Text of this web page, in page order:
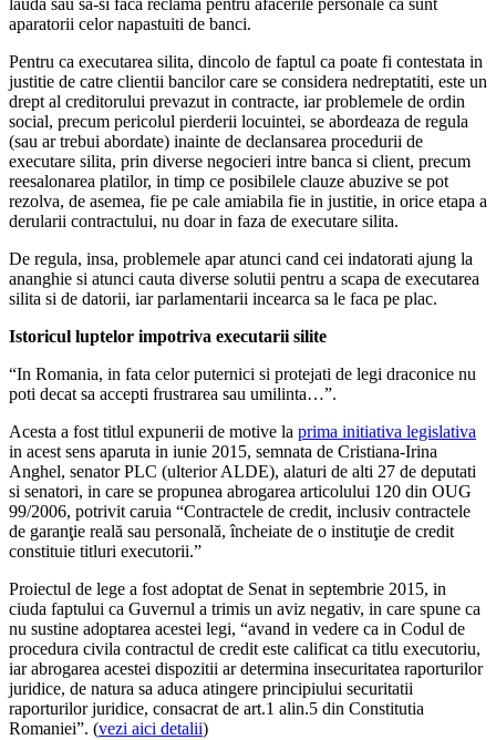
lauda sau sa-si faca reclama pentru afacerile personale ca sunt
aparatorii celor napastuiti de banci.
Pentru ca executarea silita, dincolo de faptul ca poate fi contestata in
justitie de catre clientii bancilor care se considera nedreptatiti, este un
drept al creditorului prevazut in contracte, iar problemele de ordin
social, precum pericolul pierderii locuintei, se abordeaza de regula
(sau ar trebui abordate) inainte de declansarea procedurii de
executare silita, prin diverse negocieri intre banca si client, precum
reesalonarea platilor, in timp ce posibilele clauze abuzive se pot
rezolva, de asemea, fie pe cale amiabila fie in justitie, in orice etapa a
derularii contractului, nu doar in faza de executare silita.
De regula, insa, problemele apar atunci cand cei indatorati ajung la
ananghie si atunci cauta diverse solutii pentru a scapa de executarea
silita si de datorii, iar parlamentarii incearca sa le faca pe plac.
Istoricul luptelor impotriva executarii silite
“In Romania, in fata celor puternici si protejati de legi draconice nu
poti decat sa accepti frustrarea sau umilinta…”.
Acesta a fost titlul expunerii de motive la prima initiativa legislativa
in acest sens aparuta in iunie 2015, semnata de Cristiana-Irina
Anghel, senator PLC (ulterior ALDE), alaturi de alti 27 de deputati
si senatori, in care se propunea abrogarea articolului 120 din OUG
99/2006, potrivit caruia “Contractele de credit, inclusiv contractele
de garanţie reală sau personală, încheiate de o instituţie de credit
constituie titluri executorii.”
Proiectul de lege a fost adoptat de Senat in septembrie 2015, in
ciuda faptului ca Guvernul a trimis un aviz negativ, in care spune ca
nu sustine adoptarea acestei legi, “avand in vedere ca in Codul de
procedura civila contractul de credit este calificat ca titlu executoriu,
iar abrogarea acestei dispozitii ar determina insecuritatea raporturilor
juridice, de natura sa aduca atingere principiului securitatii
raporturilor juridice, consacrat de art.1 alin.5 din Constitutia
Romaniei”. (vezi aici detalii)